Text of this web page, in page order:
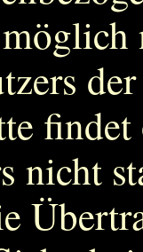
findet
nicht